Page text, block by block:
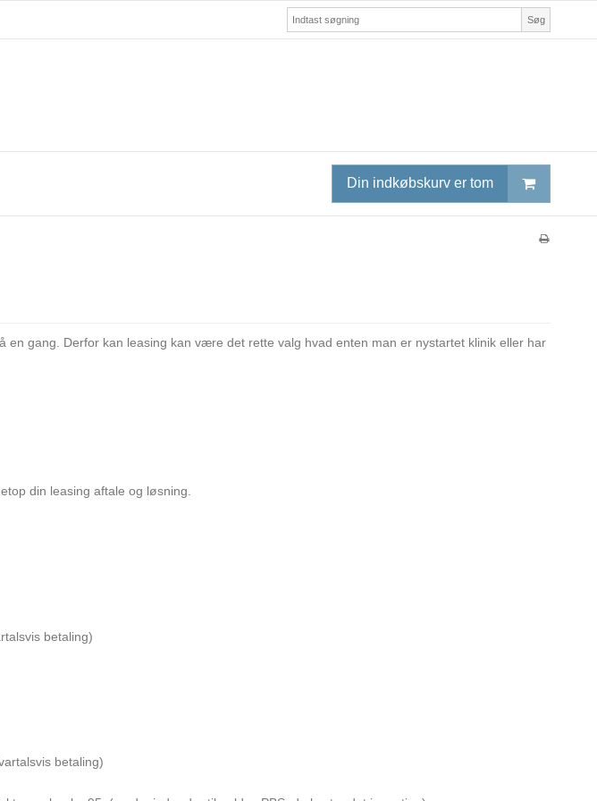
Søg
Din indkøbskurv er tom
gang. Derfor kan leasing kan være det rette valg hvad enten man er nystartet klinik eller har
din leasing aftale og løsning.
betaling)
betaling)